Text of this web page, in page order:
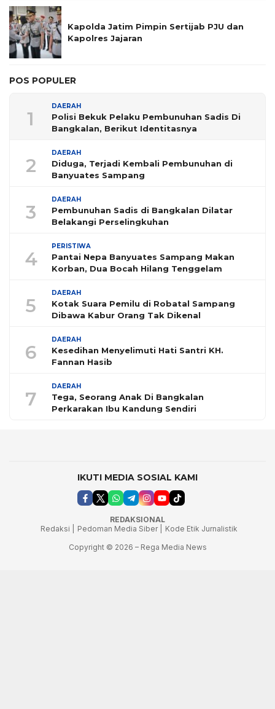
Kapolda Jatim Pimpin Sertijab PJU dan
Kapolres Jajaran
POS POPULER
1
DAERAH
Polisi Bekuk Pelaku Pembunuhan Sadis Di
Bangkalan, Berikut Identitasnya
2
DAERAH
Diduga, Terjadi Kembali Pembunuhan di
Banyuates Sampang
3
DAERAH
Pembunuhan Sadis di Bangkalan Dilatar
Belakangi Perselingkuhan
4
PERISTIWA
Pantai Nepa Banyuates Sampang Makan
Korban, Dua Bocah Hilang Tenggelam
5
DAERAH
Kotak Suara Pemilu di Robatal Sampang
Dibawa Kabur Orang Tak Dikenal
6
DAERAH
Kesedihan Menyelimuti Hati Santri KH.
Fannan Hasib
7
DAERAH
Tega, Seorang Anak Di Bangkalan
Perkarakan Ibu Kandung Sendiri
IKUTI MEDIA SOSIAL KAMI
REDAKSIONAL
Redaksi |
Pedoman Media Siber |
Kode Etik Jurnalistik
Copyright © 2026 – Rega Media News